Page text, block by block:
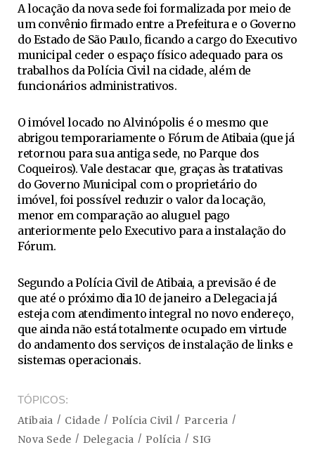
A locação da nova sede foi formalizada por meio de
um convênio firmado entre a Prefeitura e o Governo
do Estado de São Paulo, ficando a cargo do Executivo
municipal ceder o espaço físico adequado para os
trabalhos da Polícia Civil na cidade, além de
funcionários administrativos.
O imóvel locado no Alvinópolis é o mesmo que
abrigou temporariamente o Fórum de Atibaia (que já
retornou para sua antiga sede, no Parque dos
Coqueiros). Vale destacar que, graças às tratativas
do Governo Municipal com o proprietário do
imóvel, foi possível reduzir o valor da locação,
menor em comparação ao aluguel pago
anteriormente pelo Executivo para a instalação do
Fórum.
Segundo a Polícia Civil de Atibaia, a previsão é de
que até o próximo dia 10 de janeiro a Delegacia já
esteja com atendimento integral no novo endereço,
que ainda não está totalmente ocupado em virtude
do andamento dos serviços de instalação de links e
sistemas operacionais.
TÓPICOS
Atibaia Cidade Polícia Civil
Parceria
Nova Sede
Delegacia Polícia SIG